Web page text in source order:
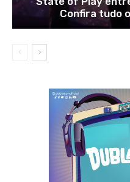
Confira tudo